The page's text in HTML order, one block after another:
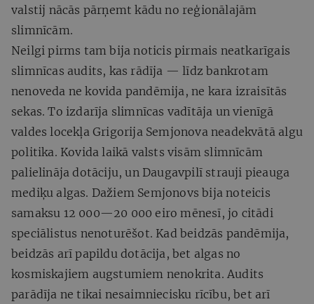
valstij nācās pārņemt kādu no reģionālajām
slimnīcām.
Neilgi pirms tam bija noticis pirmais neatkarīgais
slimnīcas audits, kas rādīja — līdz bankrotam
nenoveda ne kovida pandēmija, ne kara izraisītās
sekas. To izdarīja slimnīcas vadītāja un vienīgā
valdes locekļa Grigorija Semjonova neadekvātā algu
politika. Kovida laikā valsts visām slimnīcām
palielināja dotāciju, un Daugavpilī strauji pieauga
mediķu algas. Dažiem Semjonovs bija noteicis
samaksu 12 000—20 000 eiro mēnesī, jo citādi
speciālistus nenoturēšot. Kad beidzās pandēmija,
beidzās arī papildu dotācija, bet algas no
kosmiskajiem augstumiem nenokrita. Audits
parādīja ne tikai nesaimniecisku rīcību, bet arī